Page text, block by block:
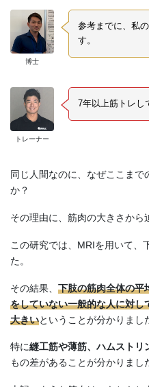
博士
参考までに、私
す。
トレーナー
7年以上筋トレし
同じ人間なのに、なぜここまで
か？
その理由に、筋肉の大きさから
この研究では、MRIを用いて、
た。
その結果、 下肢の筋肉全体の平
をしていない一般的な人に対
大きいということが分かりまし
特に縫工筋や薄筋、ハムストリ
もの差があることが分かりまし